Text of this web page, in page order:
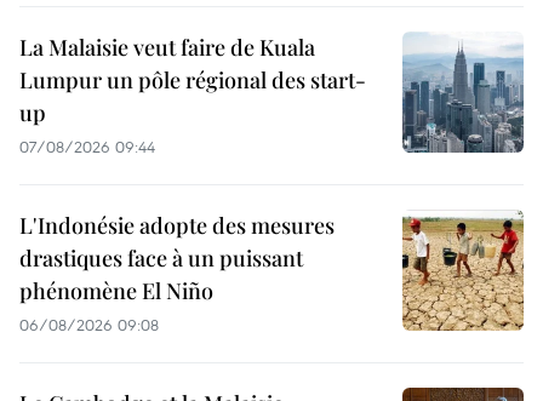
La Malaisie veut faire de Kuala
Lumpur un pôle régional des start-
up
07/08/2026 09:44
L'Indonésie adopte des mesures
drastiques face à un puissant
phénomène El Niño
06/08/2026 09:08